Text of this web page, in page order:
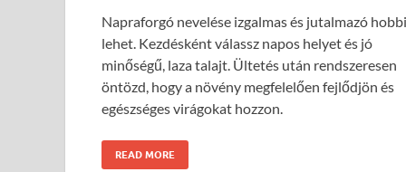
Napraforgó nevelése izgalmas és jutalmazó hobbi
lehet. Kezdésként válassz napos helyet és jó
minőségű, laza talajt. Ültetés után rendszeresen
öntözd, hogy a növény megfelelően fejlődjön és
egészséges virágokat hozzon.
READ MORE